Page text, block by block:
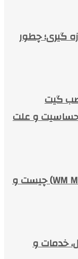
گیری؛ چطور
گیت
حساسیت و علت
بروکر دبلیو ام مارکتس (WM Markets) چیست و
خدمات و